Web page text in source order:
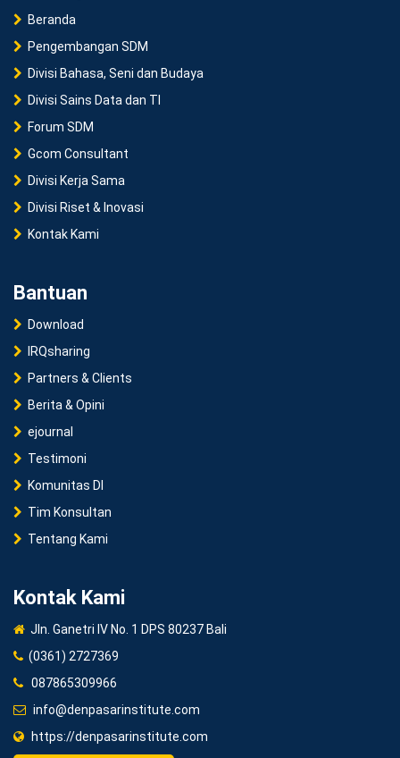
Beranda
Pengembangan SDM
Divisi Bahasa, Seni dan Budaya
Divisi Sains Data dan TI
Forum SDM
Gcom Consultant
Divisi Kerja Sama
Divisi Riset & Inovasi
Kontak Kami
Bantuan
Download
IRQsharing
Partners & Clients
Berita & Opini
ejournal
Testimoni
Komunitas DI
Tim Konsultan
Tentang Kami
Kontak Kami
Jln. Ganetri IV No. 1 DPS 80237 Bali
(0361) 2727369
087865309966
info@denpasarinstitute.com
https://denpasarinstitute.com